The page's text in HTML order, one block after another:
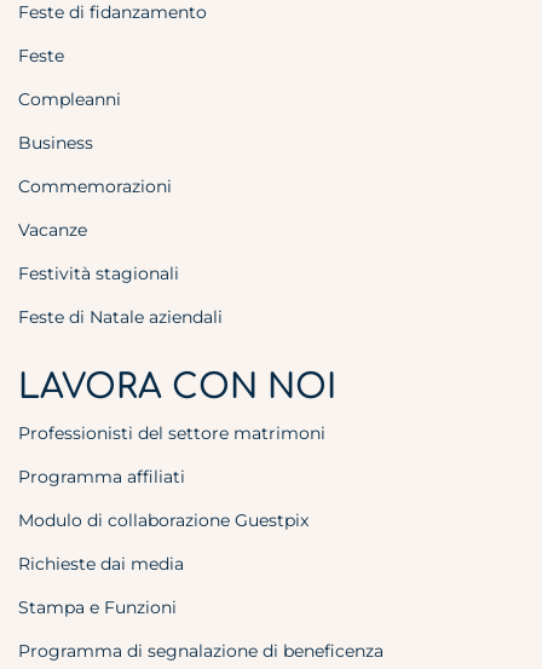
Feste di fidanzamento
Feste
Compleanni
Business
Commemorazioni
Vacanze
Festività stagionali
Feste di Natale aziendali
LAVORA CON NOI
Professionisti del settore matrimoni
Programma affiliati
Modulo di collaborazione Guestpix
Richieste dai media
Stampa e Funzioni
Programma di segnalazione di beneficenza